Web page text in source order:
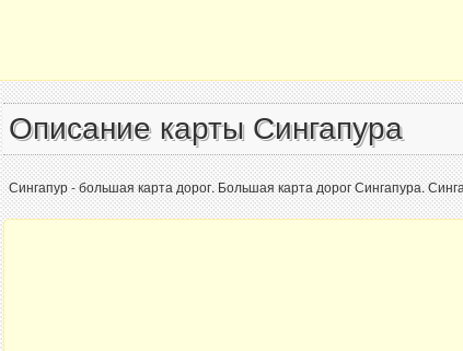
Описание карты Сингапура
Сингапур - большая карта дорог. Большая карта дорог Сингапура.